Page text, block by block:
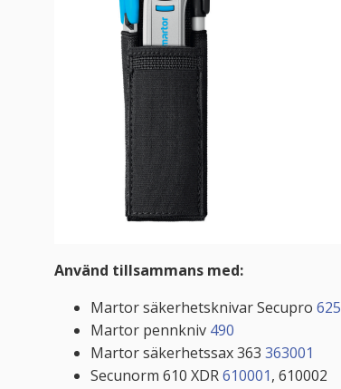
Använd tillsammans med:
Martor säkerhetsknivar Secupro 625
Martor pennkniv 490
Martor säkerhetssax 363 363001
Secunorm 610 XDR610001, 610002